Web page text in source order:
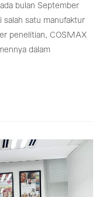
bulan September
salah satu manufaktur
penelitian, COSMAX
dalam